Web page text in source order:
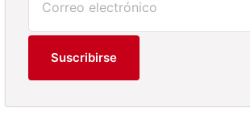
Suscribirse